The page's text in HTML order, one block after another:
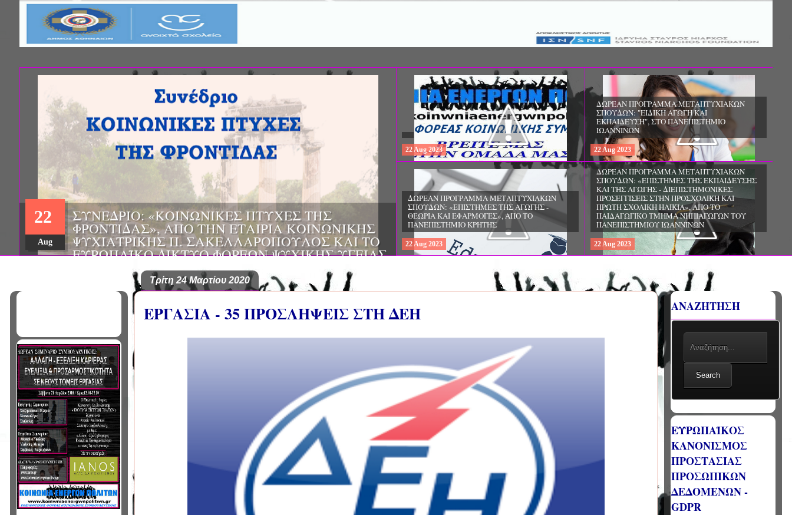
ΗΜΕΡΙΔΑ: "ΠΡΟΒΛΗΜΑΤΙΣΜΟΙ & ΔΙΛΗΜΜΑΤΑ
ΠΟΥ ΑΝΤΙΜΕΤΩΠΙΖΕΙ ΚΑΘΗΜΕΡΙΝΑ O
ΠΑΘΟΛΟΓΟΣ", ΑΠΟ ΤΗΝ ΕΤΑΙΡΕΙΑ
ΠΑΘΟΛΟΓΙΑΣ ΒΟΡΕΙΟΔΥΤΙΚΗΣ ΕΛΛΑΔΟΣ ΚΑΙ
ΤΙΣ Α' & Β' ΠΑΝΕΠΙΣΤΗΜΙΑΚΕΣ ΠΑΘΟΛΟΓΙΚΕΣ
ΚΛΙΝΙΚΕΣ ΠΓΝΙ
01
Mar
ΣΥΝΕΔΡΙΟ: «ΚΟΙΝΩΝΙΚΕΣ ΠΤΥΧΕΣ ΤΗΣ
ΦΡΟΝΤΙΔΑΣ», ΑΠΟ ΤΗΝ ΕΤΑΙΡΙΑ ΚΟΙΝΩΝΙΚΗΣ
ΨΥΧΙΑΤΡΙΚΗΣ Π. ΣΑΚΕΛΛΑΡΟΠΟΥΛΟΣ ΚΑΙ ΤΟ
EΥΡΩΠΑΪΚΟ ΔΙΚΤΥΟ ΦΟΡΕΩΝ ΨΥΧΙΚΗΣ
ΥΓΕΙΑΣ ΑSKLEPIOS
22Aug 2023 22Aug 2023
ΔΩΡΕΑΝ ΠΡΟΓΡΑΜΜΑ ΜΕΤΑΠΤΥΧΙΑΚΩΝ
ΣΠΟΥΔΩΝ: "ΕΙΔΙΚΗ ΑΓΩΓΗ ΚΑΙ
ΕΚΠΑΙΔΕΥΣΗ", ΣΤΟ ΠΑΝΕΠΙΣΤΗΜΙΟ
ΙΩΑΝΝΙΝΩΝ
22Aug 2023
ΔΩΡΕΑΝ ΠΡΟΓΡΑΜΜΑ ΜΕΤΑΠΤΥΧΙΑΚΩΝ
ΣΠΟΥΔΩΝ: «ΕΠΙΣΤΗΜΕΣ ΤΗΣ ΑΓΩΓΗΣ -
ΘΕΩΡΙΑ ΚΑΙ ΕΦΑΡΜΟΓΕΣ», ΑΠΟ ΤΟ
ΠΑΝΕΠΙΣΤΗΜΙΟ ΚΡΗΤΗΣ
22Aug 2023
Τρίτη 24 Μαρτίου 2020
ΕΡΓΑΣΙΑ - 35 ΠΡΟΣΛΗΨΕΙΣ ΣΤΗ ΔΕΗ ΑΝΑΖΗΤΗΣΗ
Search
ΕΥΡΩΠΑΪΚΟΣ
ΚΑΝΟΝΙΣΜΟΣ
ΠΡΟΣΤΑΣΙΑΣ
ΠΡΟΣΩΠΙΚΩΝ
ΔΕΔΟΜΕΝΩΝ -
GDPR